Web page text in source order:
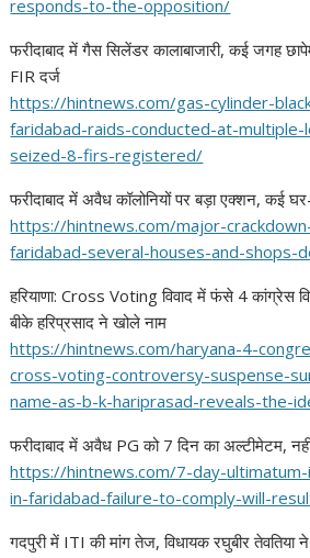
responds-to-the-opposition/
फरीदाबाद में गैस सिलेंडर कालाबाजारी, कई जगह
FIR दर्ज
https://hintnews.com/gas-cylinder-
faridabad-raids-conducted-at-
seized-8-firs-registered/
फरीदाबाद में अवैध कॉलोनियों पर बड़ा एक्शन, कई
https://hintnews.com/major-
faridabad-several-houses-and-shops-
हरियाणा: Cross Voting विवाद में फंसे 4 कांग्रेस
बीके हरिप्रसाद ने खोले नाम
https://hintnews.com/haryana-4-
cross-voting-controversy-suspense-
name-as-b-k-hariprasad-reveals-the-
फरीदाबाद में अवैध PG को 7 दिन का अल्टीमेटम, नहीं
https://hintnews.com/7-day-
in-faridabad-failure-to-comply-will-
गदपुरी में ITI की मांग तेज, विधायक रघुबीर तेवतिया ने